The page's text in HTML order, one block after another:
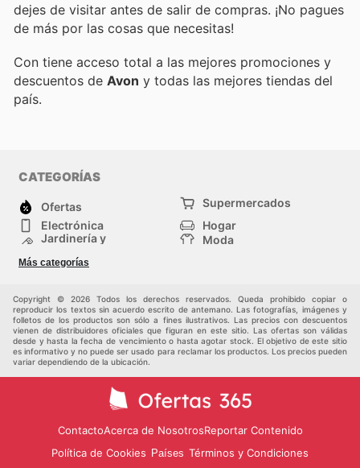
dejes de visitar antes de salir de compras. ¡No pagues
de más por las cosas que necesitas!
Con tiene acceso total a las mejores promociones y
descuentos de Avon y todas las mejores tiendas del
país.
CATEGORÍAS
Ofertas
Supermercados
Electrónica
Hogar
Jardinería y
Moda
Tiendas
departamentales
Otros
Más categorías
Copyright © 2026 Todos los derechos reservados. Queda prohibido copiar o
reproducir los textos sin acuerdo escrito de antemano. Las fotografías, imágenes y
folletos de los productos son sólo a fines ilustrativos. Las precios con descuentos
vienen de distribuidores oficiales que figuran en este sitio. Las ofertas son válidas
desde y hasta la fecha de vencimiento o hasta agotar stock. El objetivo de este sitio
es informativo y no puede ser usado para reclamar los productos. Los precios pueden
variar dependiendo de la ubicación.
ContactoAcerca de NosotrosReportar Contenido
Política de Cookies Países Términos y Condiciones